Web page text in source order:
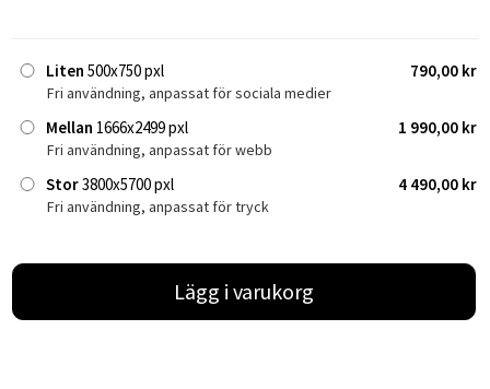
Liten 500x750 pxl 790,00 kr
Fri användning, anpassat för sociala medier
Mellan 1666x2499 pxl 1 990,00 kr
Fri användning, anpassat för webb
Stor3800x5700 pxl 4 490,00 kr
Fri användning, anpassat för tryck
Lägg i varukorg